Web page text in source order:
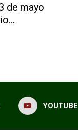
de mayo
YOUTUBE